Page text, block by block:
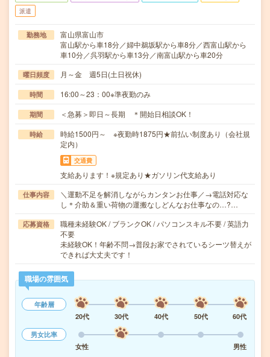
派遣
勤務地
富山県富山市
富山駅から車18分／婦中鵜坂駅から車8分／西富山駅から
車10分／呉羽駅から車13分／南富山駅から車20分
曜日頻度 月～金 週5日(土日祝休)
時間 16:00～23：00※準夜勤のみ
期間 ＜急募＞即日～長期 ＊開始日相談OK！
時給
時給1500円～ ※夜勤時1875円★前払い制度あり（会社規
定内）
交通費
支給あります！※規定あり★ガソリン代支給あり
仕事内容
＼運動不足を解消しながらカンタンお仕事／→電話対応な
し＊介助＆重い荷物の運搬なしどんなお仕事なの…?…
応募資格
職種未経験OK / ブランクOK / パソコンスキル不要 / 英語力
不要
未経験OK！年齢不問→普段お家でされているシーツ替えが
できれば大丈夫です！
職場の雰囲気
年齢層
20代
30代 40代 50代
60代
男女比率
女性
男性